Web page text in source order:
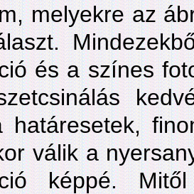
melyekre az
és a színes
határesetek,
válik a
képpé.